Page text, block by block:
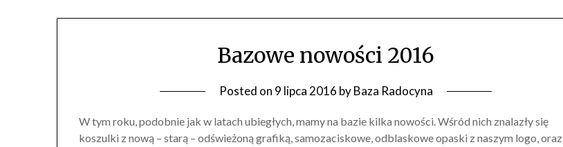
Bazowe nowości 2016
Posted on 9 lipca 2016 byBaza Radocyna
W tym roku, podobnie jak w latach ubiegłych, mamy na bazie kilka nowości. Wśród nich znalazły się
koszulki z nową – starą – odświeżoną grafiką, samozaciskowe, odblaskowe opaski z naszym logo, oraz